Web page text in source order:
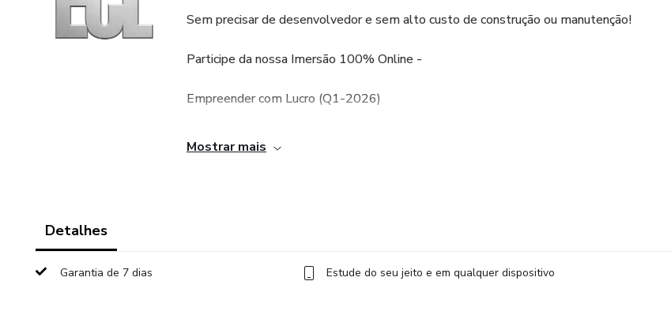
Sem precisar de desenvolvedor e sem alto custo de construção ou manutenção!
Participe da nossa Imersão 100% Online -
Empreender com Lucro (Q1-2026)
Dia 30 de maio, das 09h às 17h
Tira dúvidas ao vivo
Mostrar mais
Detalhes
Garantia de 7 dias Estude do seu jeito e em qualquer dispositivo